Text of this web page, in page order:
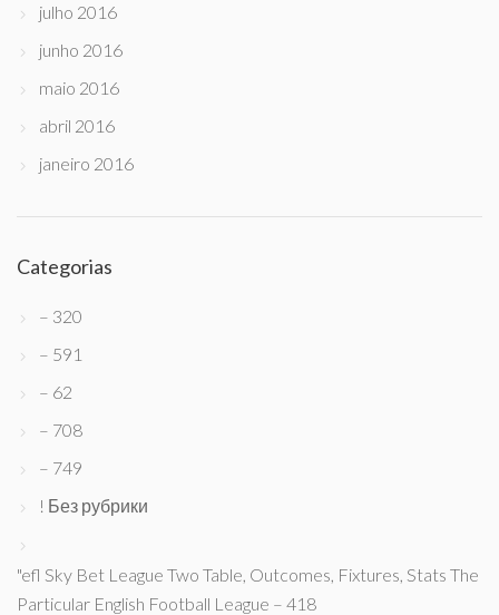
julho 2016
junho 2016
maio 2016
abril 2016
janeiro 2016
Categorias
– 320
– 591
– 62
– 708
– 749
! Без рубрики
"efl Sky Bet League Two Table, Outcomes, Fixtures, Stats The
Particular English Football League – 418